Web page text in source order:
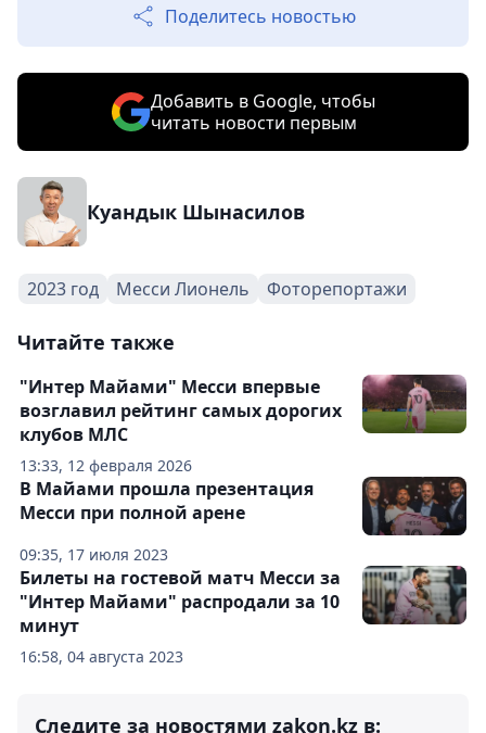
Поделитесь новостью
Добавить в Google, чтобы
читать новости первым
Куандык Шынасилов
2023 год Месси Лионель Фоторепортажи
Читайте также
13:33, 12 февраля 2026
"Интер Майами" Месси впервые
возглавил рейтинг самых дорогих
клубов МЛС
09:35, 17 июля 2023
В Майами прошла презентация
Месси при полной арене
16:58, 04 августа 2023
Билеты на гостевой матч Месси за
"Интер Майами" распродали за 10
минут
Следите за новостями zakon.kz в: